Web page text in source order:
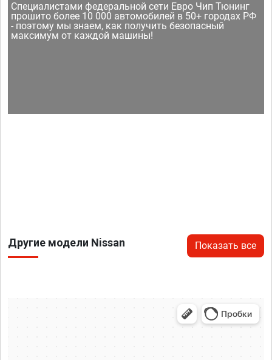
Специалистами федеральной сети Евро Чип Тюнинг
прошито более 10 000 автомобилей в 50+ городах РФ
- поэтому мы знаем, как получить безопасный
максимум от каждой машины!
Другие модели Nissan Показать все